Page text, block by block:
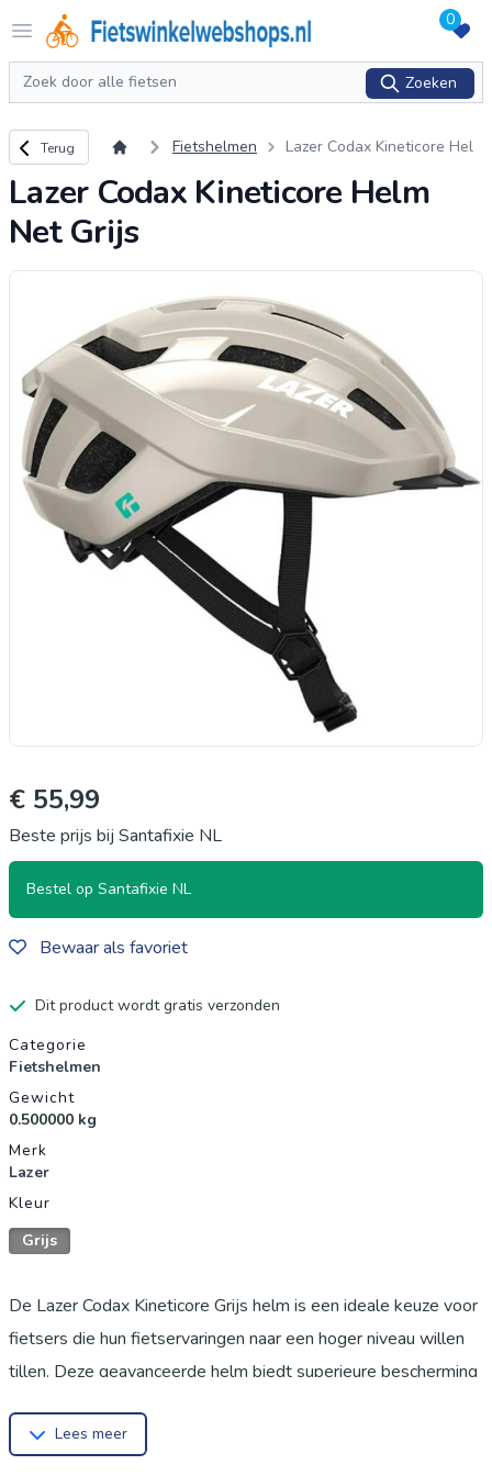
Open menu
Logo Fietswinkelwebshops.nl 0
Zoeken
Zoeken
Terug naar overzicht
Terug Fietshelmen
Lazer Codax Kineticore Hel
Lazer Codax Kineticore Helm
Net Grijs
€ 55,99
Beste prijs bij Santafixie NL
Bestel op Santafixie NL
Bewaar als favoriet
Dit product wordt gratis verzonden
Productgegevens
Categorie
Fietshelmen
Gewicht
0.500000 kg
Merk
Lazer
Kleur
Grijs
De Lazer Codax Kineticore Grijs helm is een ideale keuze voor
fietsers die hun fietservaringen naar een hoger niveau willen
tillen. Deze geavanceerde helm biedt superieure bescherming
schuim, polycarbonaat en nylon constructie met een volledig
Lees meer